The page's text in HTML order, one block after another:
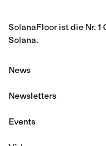
SolanaFloor ist die Nr.
Solana.
News
Newsletters
Events